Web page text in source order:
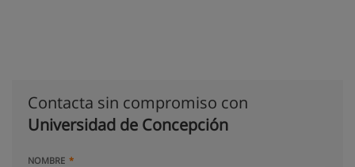
Contacta sin compromiso con
Universidad de Concepción
NOMBRE